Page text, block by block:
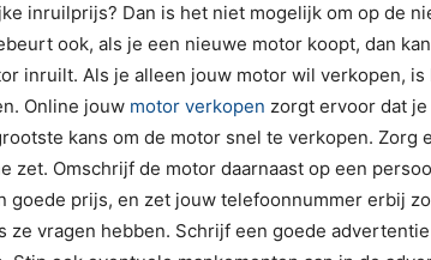
inruilprijs? Dan is het niet mogelijk om op de
ook, als je een nieuwe motor koopt, dan
inruilt. Als je alleen jouw motor wil verkopen, is
Online jouw motor verkopen zorgt ervoor dat
kans om de motor snel te verkopen. Zorg
zet. Omschrijf de motor daarnaast op een
goede prijs, en zet jouw telefoonnummer erbij
ze vragen hebben. Schrijf een goede